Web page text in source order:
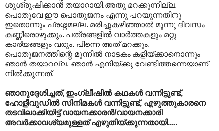
ശുശ്രൂഷിക്കാന്‍ തയാറായി.അതു മറക്കുന്നില്ല.
പൊതുവേ ഈ പൊതുജനം എന്നു പറയുന്നതിനു
ഇതൊന്നും പ്രശ്നമല്ല. മരിച്ചുകഴിഞ്ഞാല്‍ മൂന്നു ദിവസം
കണ്ണീരൊഴുക്കും. പത്രങ്ങളില്‍ വാര്‍ത്തകളും മറ്റു
കാര്യങ്ങളും വരും. പിന്നെ അത് മറക്കും.
പൊതുജനത്തിന്റെ മുന്നില്‍ നാടകം കളിയ്ക്കാനൊന്നും
ഞാന്‍ തയാറല്ല. ഞാന്‍ എനിയ്ക്കു വേണ്ടിത്തന്നെയാണ്
നില്‍ക്കുന്നത്.
ഞാനുദ്ദേശിച്ചത്, ഇംഗ്ലീഷില്‍ കഥകള്‍ വന്നിട്ടുണ്ട്,
ഹോളീവുഡില്‍ സിനിമകള്‍ വന്നിട്ടുണ്ട്, എഴുത്തുകാരനെ
തടവിലാക്കിയിട്ട് വായനക്കാരന്‍/വായനക്കാരി
അവര്‍ക്കാവശ്യമുള്ളത് എഴുതിയ്ക്കുന്നതായി.....